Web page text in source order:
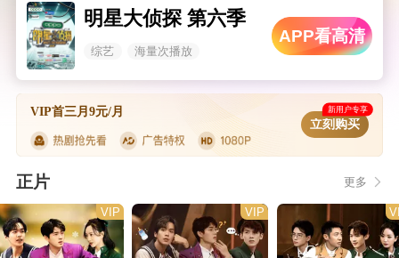
明星大侦探 第六季
综艺 海量次播放
APP看高清
VIP首三月9元/月 新用户专享
立刻购买
正片 更多
VIP VIP